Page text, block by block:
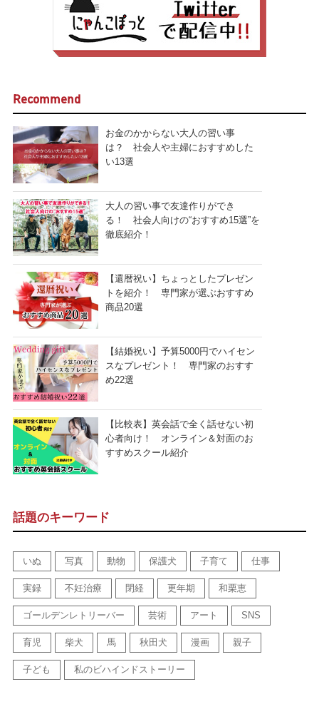
Recommend
お金のかからない大人の習い事
は？ 社会人や主婦におすすめした
い13選
大人の習い事で友達作りができ
る！ 社会人向けの“おすすめ15選”を
徹底紹介！
【還暦祝い】ちょっとしたプレゼン
トを紹介！ 専門家が選ぶおすすめ
商品20選
【結婚祝い】予算5000円でハイセン
スなプレゼント！ 専門家のおすす
め22選
【比較表】英会話で全く話せない初
心者向け！ オンライン＆対面のお
すすめスクール紹介
話題のキーワード
いぬ 写真 動物 保護犬 子育て 仕事
実録 不妊治療 閉経 更年期 和栗恵
ゴールデンレトリーバー 芸術 アート SNS
育児 柴犬 馬 秋田犬 漫画 親子
子ども 私のビハインドストーリー